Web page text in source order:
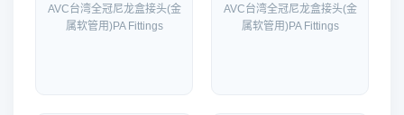
AVC台湾全冠尼龙盒接头(金
属软管用)PA Fittings
AVC台湾全冠尼龙盒接头(金
属软管用)PA Fittings